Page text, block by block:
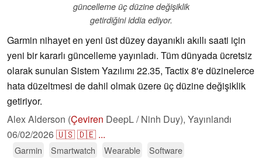
güncelleme üç düzine değişiklik
getirdiğini iddia ediyor.
Garmin nihayet en yeni üst düzey dayanıklı akıllı saati için
yeni bir kararlı güncelleme yayınladı. Tüm dünyada ücretsiz
olarak sunulan Sistem Yazılımı 22.35, Tactix 8'e düzinelerce
hata düzeltmesi de dahil olmak üzere üç düzine değişiklik
getiriyor.
Alex Alderson (Çeviren DeepL / Ninh Duy), Yayınlandı
06/02/2026🇺🇸🇩🇪 ...
Garmin Smartwatch Wearable Software